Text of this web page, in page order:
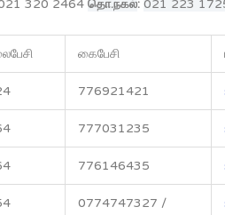
320 2464 தொ.நகல்: 021 223
கைபேசி
776921421
777031235
776146435
0774747327 /